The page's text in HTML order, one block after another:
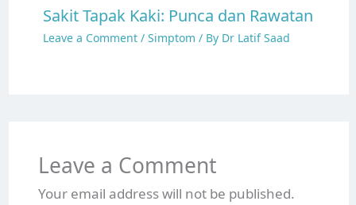
Sakit Tapak Kaki: Punca dan Rawatan
Leave a Comment / Simptom / By Dr Latif Saad
Leave a Comment
Your email address will not be published.